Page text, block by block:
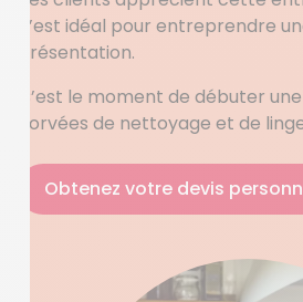
c’est idéal pour entreprendre
présentation.
C’est le moment de débuter
corvées de nettoyage et de
Obtenez votre devis